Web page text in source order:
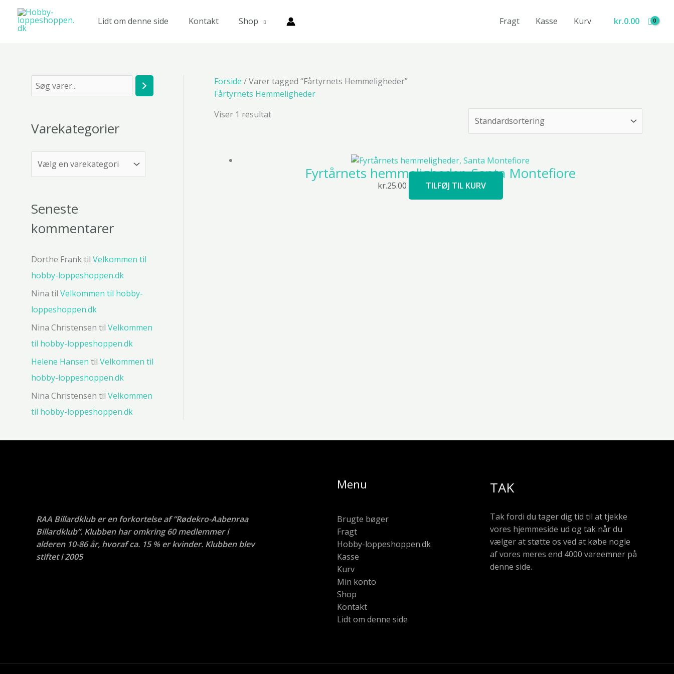
indholdet
Lidt om denne side Kontakt Shop Fragt Kasse Kurv kr.0.00
ø
Varekategorier
Seneste
kommentarer
Dorthe Franktil Velkommen til
hobby-loppeshoppen.dk
Nina til Velkommen til hobby-
loppeshoppen.dk
Nina Christensen til Velkommen
til hobby-loppeshoppen.dk
Helene Hansen til Velkommen til
hobby-loppeshoppen.dk
Nina Christensen til Velkommen
til hobby-loppeshoppen.dk
Forside / Varer tagged “Fårtyrnets Hemmeligheder”
Fårtyrnets Hemmeligheder
Viser 1 resultat
Fyrtårnets hemmeligheder, Santa Montefiore
kr.25.00 TILFØJ TIL KURV
RAA Billardklub er en forkortelse af ”Rødekro-Aabenraa
Billardklub”. Klubben har omkring 60 medlemmer i
alderen 10-86 år, hvoraf ca. 15 % er kvinder. Klubben blev
stiftet i 2005
Menu
Brugte bøger
Fragt
Hobby-loppeshoppen.dk
Kasse
Kurv
Min konto
Shop
Kontakt
Lidt om denne side
TAK
Tak fordi du tager dig tid til at tjekke
vores hjemmeside ud og tak når du
vælger at støtte os ved at købe nogle
af vores meres end 4000 vareemner på
denne side.